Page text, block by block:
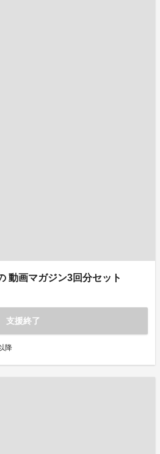
動画マガジン3回分セット
支援終了
降